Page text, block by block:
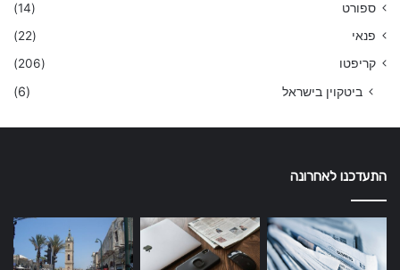
ספורט
(14)
פנאי
(22)
קריפטו
(206)
ביטקוין בישראל (6)
התעדכנו לאחרונה